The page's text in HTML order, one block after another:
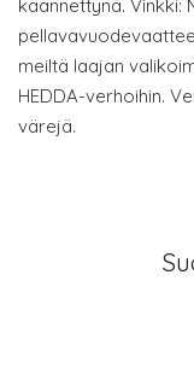
käännettynä. Vinkki:
meiltä laajan
HEDDA-verhoihin.
värejä.